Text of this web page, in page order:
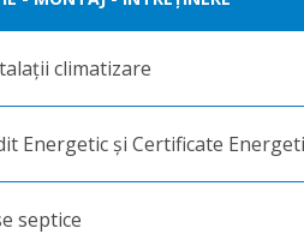
climatizare
Energetic și Certificate
septice